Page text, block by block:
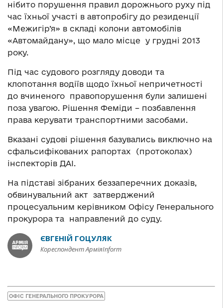
нібито порушення правил дорожнього руху під
час їхньої участі в автопробігу до резиденції
«Межигір’я» в складі колони автомобілів
«Автомайдану», що мало місце у грудні 2013
року.
Під час судового розгляду доводи та
клопотання водіїв щодо їхньої непричетності
до вчиненого правопорушення були залишені
поза увагою. Рішення Феміди – позбавлення
права керувати транспортними засобами.
Вказані судові рішення базувались виключно на
сфальсифікованих рапортах (протоколах)
інспекторів ДАІ.
На підставі зібраних беззаперечних доказів,
обвинувальний акт затверджений
процесуальним керівником Офісу Генерального
прокурора та направлений до суду.
ЄВГЕНІЙ ГОЦУЛЯК
Кореспондент АрміяInform
ОФІС ГЕНЕРАЛЬНОГО ПРОКУРОРА